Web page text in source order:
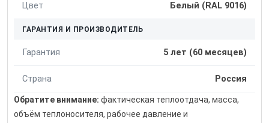
Цвет Белый (RAL 9016)
ГАРАНТИЯ И ПРОИЗВОДИТЕЛЬ
Гарантия 5 лет (60 месяцев)
Страна Россия
Обратите внимание: фактическая теплоотдача, масса,
объём теплоносителя, рабочее давление и